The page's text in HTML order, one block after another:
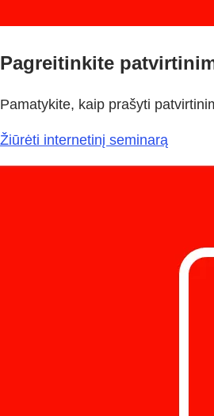
Pagreitinkite
Pamatykite, kaip prašyti
Žiūrėti internetinį seminarą